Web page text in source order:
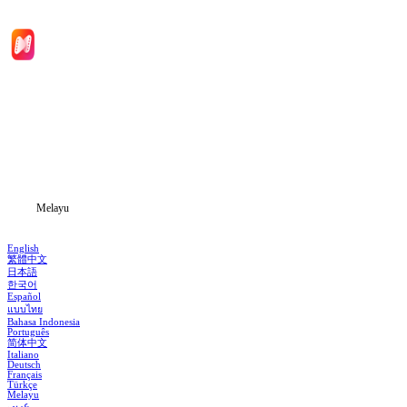
Melayu
English
繁體中文
日本語
한국어
Español
แบบไทย
Bahasa Indonesia
Português
简体中文
Italiano
Deutsch
Français
Türkçe
Melayu